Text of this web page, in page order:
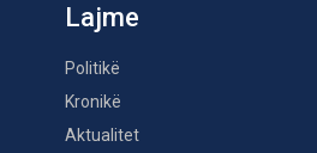
Lajme
Politikë
Kronikë
Aktualitet